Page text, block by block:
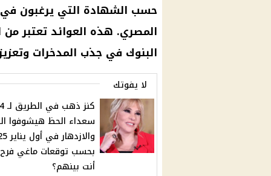
حسب الشهادة التي يرغبون
المصري. هذه العوائد تعتبر
البنوك في جذب المدخرات
لا يفوتك
سعداء الحظ هيشوفوا
بحسب توقعات ماغي
أنت بينهم؟